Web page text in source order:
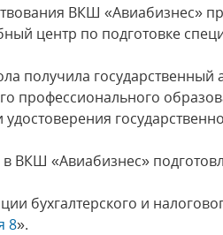
ВКШ «Авиабизнес»
центр по подготовке
получила
профессионального
удостоверения
ВКШ «Авиабизнес»
бухгалтерского и
8».